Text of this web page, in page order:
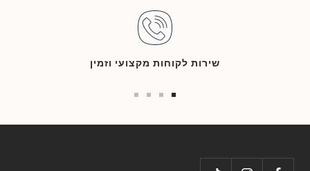
שירות לקוחות מקצועי וזמין